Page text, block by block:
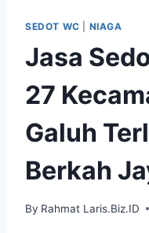
content
SEDOT WC NIAGA
Jasa
27
Galuh
Berkah
By Rahmat Laris.Biz.ID